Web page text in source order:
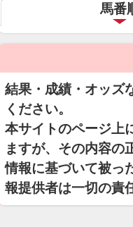
馬番
結果・成績・オッズ
ください。
本サイトのページ上
ますが、その内容の
情報に基づいて被っ
報提供者は一切の責